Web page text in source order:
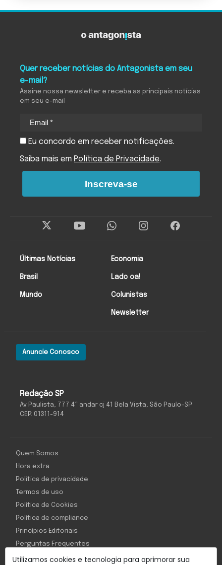
Utilizamos cookies e tecnologia para aprimorar sua
Redação SP
Av Paulista, 777 4º andar cj 41 Bela Vista, São Paulo-SP
CEP: 01311-914
Anuncie Conosco
Últimas Notícias
Brasil
Mundo
Economia
Lado oa!
Colunistas
Newsletter
Quer receber notícias do Antagonista em seu
e-mail?
Assine nossa newsletter e receba as principais notícias
em seu e-mail
Eu concordo em receber notificações.
Saiba mais em Política de Privacidade.
Inscreva-se
Quem Somos
Hora extra
Política de privacidade
Termos de uso
Política de Cookies
Política de compliance
Princípios Editoriais
Perguntas Frequentes